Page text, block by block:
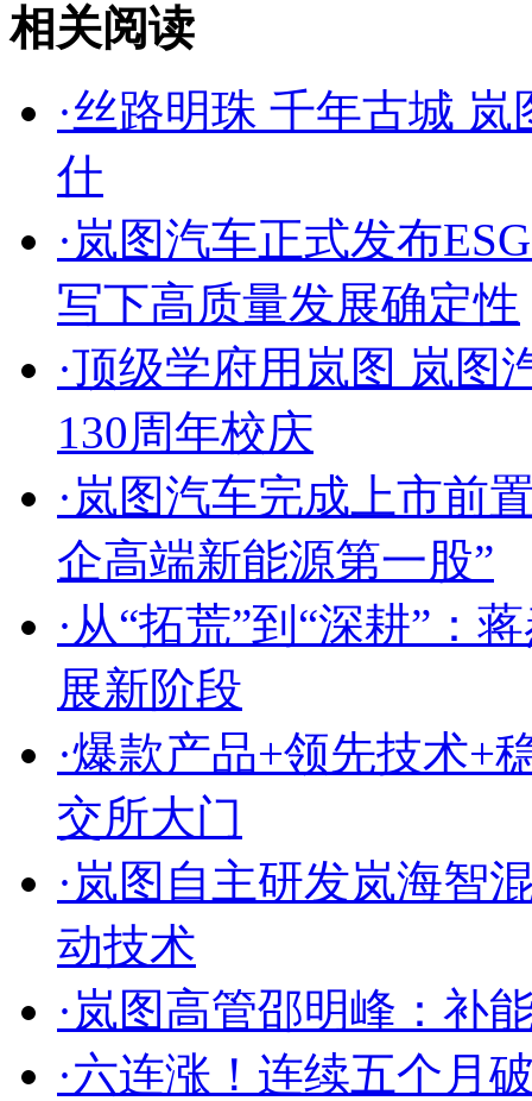
相关阅读
·丝路明珠 千年古城
什
·岚图汽车正式发布
写下高质量发展确定性
·顶级学府用岚图 岚图
130周年校庆
·岚图汽车完成上市前
企高端新能源第一股”
·从“拓荒”到“深耕”：
展新阶段
·爆款产品+领先技术+
交所大门
·岚图自主研发岚海智
动技术
·岚图高管邵明峰：补
·六连涨！连续五个月